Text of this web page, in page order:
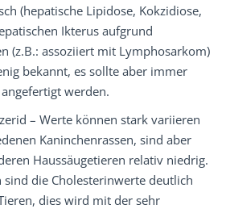
(hepatische Lipidose, Kokzidiose,
Ikterus aufgrund
(z.B.: assoziiert mit Lymphosarkom)
bekannt, es sollte aber immer
werden.
– Werte können stark variieren
Kaninchenrassen, sind aber
Haussäugetieren relativ niedrig.
sind die Cholesterinwerte deutlich
dies wird mit der sehr